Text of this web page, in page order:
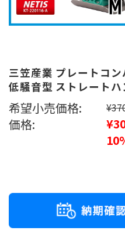
三笠産業 プレートコ
低騒音型 ストレートハ
希望小売価格:
価格: